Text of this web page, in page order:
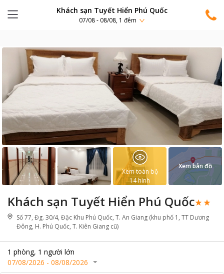
Khách sạn Tuyết Hiển Phú Quốc
07/08 - 08/08, 1 đêm
Khách sạn Tuyết Hiển Phú Quốc
Số 77, Đg. 30/4, Đặc Khu Phú Quốc, T. An Giang (khu phố 1, TT Dương
Đông, H. Phú Quốc, T. Kiên Giang cũ)
1 phòng, 1 người lớn
07/08/2026 - 08/08/2026
Xem toàn bộ
14hình
Xem bản đồ